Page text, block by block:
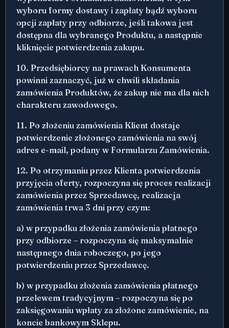
wyboru formy dostawy i zapłaty bądź wyboru
opcji zapłaty przy odbiorze, jeśli takowa jest
dostępna dla wybranego Produktu, a następnie
kliknięcie potwierdzenia zakupu.
10. Przedsiębiorcy na prawach Konsumenta
powinni zaznaczyć, już w chwili składania
zamówienia Produktów, że zakup nie ma dla nich
charakteru zawodowego.
11. Po złożeniu zamówienia Klient dostaje
potwierdzenie złożonego zamówienia na swój
adres e-mail, podany w Formularzu Zamówienia.
12. Po otrzymaniu przez Klienta potwierdzenia
przyjęcia oferty, rozpoczyna się proces realizacji
zamówienia przez Sprzedawcę, realizacja
zamówienia trwa 3 dni przy czym:
a) w przypadku złożenia zamówienia płatnego
przy odbiorze – rozpoczyna się maksymalnie
następnego dnia roboczego, po jego
potwierdzeniu przez Sprzedawcę.
b) w przypadku złożenia zamówienia płatnego
przelewem tradycyjnym – rozpoczyna się po
zaksięgowaniu wpłaty za złożone zamówienie, na
koncie bankowym Sklepu.